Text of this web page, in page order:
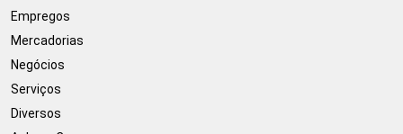
Empregos
Mercadorias
Negócios
Serviços
Diversos